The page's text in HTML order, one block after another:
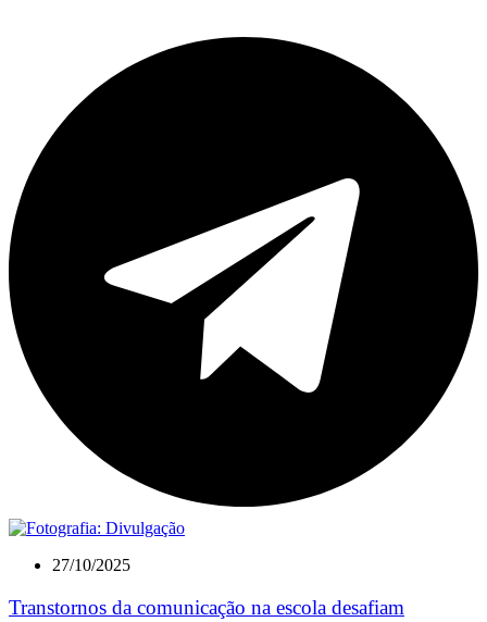
27/10/2025
Transtornos da comunicação na escola desafiam